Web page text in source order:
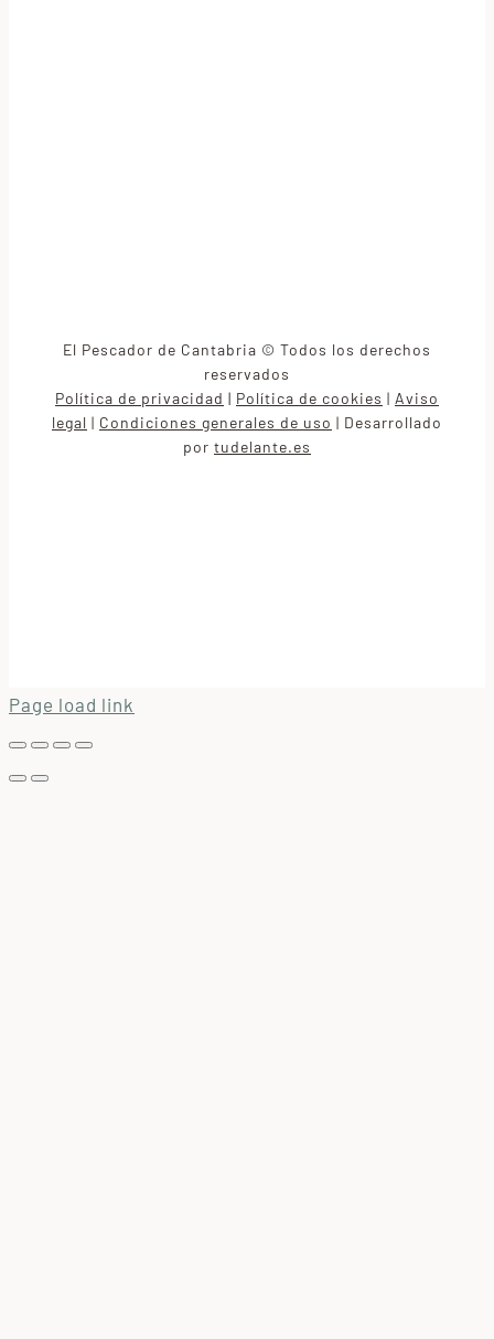
El Pescador de Cantabria © Todos los derechos
reservados
Política de privacidad | Política de cookies | Aviso
legal | Condiciones generales de uso | Desarrollado
por tudelante.es
Page load link